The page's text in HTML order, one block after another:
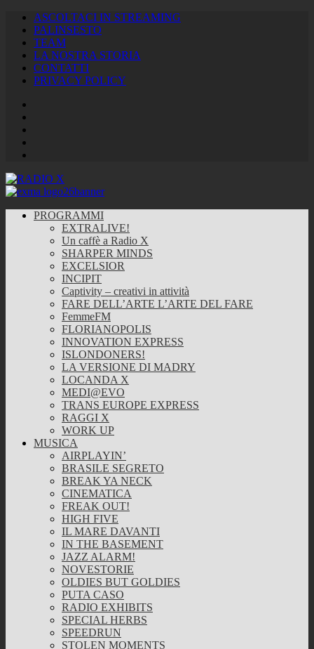
ASCOLTACI IN STREAMING
PALINSESTO
TEAM
LA NOSTRA STORIA
CONTATTI
PRIVACY POLICY
PROGRAMMI
EXTRALIVE!
Un caffè a Radio X
SHARPER MINDS
EXCELSIOR
INCIPIT
Captivity – creativi in attività
FARE DELL’ARTE L’ARTE DEL FARE
FemmeFM
FLORIANOPOLIS
INNOVATION EXPRESS
ISLONDONERS!
LA VERSIONE DI MADRY
LOCANDA X
MEDI@EVO
TRANS EUROPE EXPRESS
RAGGI X
WORK UP
MUSICA
AIRPLAYIN’
BRASILE SEGRETO
BREAK YA NECK
CINEMATICA
FREAK OUT!
HIGH FIVE
IL MARE DAVANTI
IN THE BASEMENT
JAZZ ALARM!
NOVESTORIE
OLDIES BUT GOLDIES
PUTA CASO
RADIO EXHIBITS
SPECIAL HERBS
SPEEDRUN
STOLEN MOMENTS